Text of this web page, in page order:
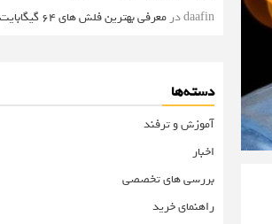
daafinدر معرفی بهترین فلش های 64 گیگابایت با سرعت بالا
دسته‌ها
آموزش و ترفند
اخبار
بررسی های تخصصی
راهنمای خرید